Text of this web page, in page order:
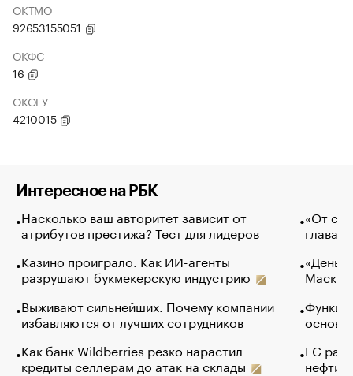
ОКТМО
92653155051
ОКФС
16
ОКОГУ
4210015
Интересное на РБК
Насколько ваш авторитет зависит от
атрибутов престижа? Тест для лидеров
Казино проиграло. Как ИИ-агенты
разрушают букмекерскую индустрию
Выживают сильнейших. Почему компании
избавляются от лучших сотрудников
Как банк Wildberries резко нарастил
кредиты селлерам до атак на склады
«От
глава
Маск в
основ
ЕС
нефти